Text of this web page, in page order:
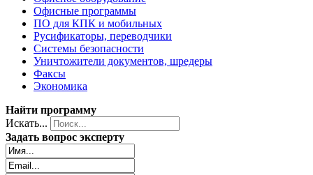
Офисные программы
ПО для КПК и мобильных
Русификаторы, переводчики
Системы безопасности
Уничтожители документов, шредеры
Факсы
Экономика
Найти программу
Искать...
Задать вопрос эксперту